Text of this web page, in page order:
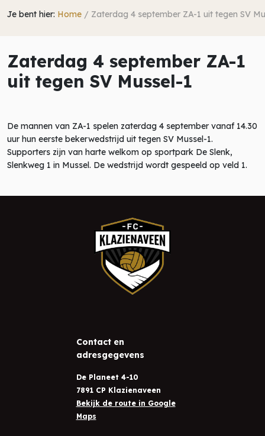
Je bent hier: Home / Zaterdag 4 september ZA-1 uit tegen SV
Zaterdag 4 september ZA-1
uit tegen SV Mussel-1
De mannen van ZA-1 spelen zaterdag 4 september vanaf 14.30
uur hun eerste bekerwedstrijd uit tegen SV Mussel-1.
Supporters zijn van harte welkom op sportpark De Slenk,
Slenkweg 1 in Mussel. De wedstrijd wordt gespeeld op veld 1.
Contact en
adresgegevens
De Planeet 4-10
7891 CP Klazienaveen
Bekijk de route in Google
Maps